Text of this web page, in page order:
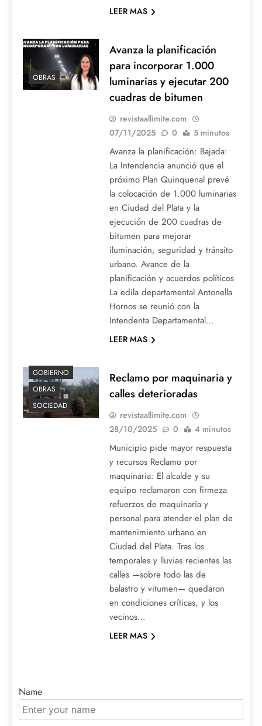
LEER MAS
OBRAS
Avanza la planificación
para incorporar 1.000
luminarias y ejecutar 200
cuadras de bitumen
revistaallimite.com
07/11/2025
0 5 minutos
Avanza la planificación: Bajada:
La Intendencia anunció que el
próximo Plan Quinquenal prevé
la colocación de 1.000 luminarias
en Ciudad del Plata y la
ejecución de 200 cuadras de
bitumen para mejorar
iluminación, seguridad y tránsito
urbano. Avance de la
planificación y acuerdos políticos
La edila departamental Antonella
Hornos se reunió con la
Intendenta Departamental…
LEER MAS
GOBIERNO
OBRAS
SOCIEDAD
Reclamo por maquinaria y
calles deterioradas
revistaallimite.com
28/10/2025
0 4 minutos
Municipio pide mayor respuesta
y recursos Reclamo por
maquinaria: El alcalde y su
equipo reclamaron con firmeza
refuerzos de maquinaria y
personal para atender el plan de
mantenimiento urbano en
Ciudad del Plata. Tras los
temporales y lluvias recientes las
calles —sobre todo las de
balastro y vitumen— quedaron
en condiciones críticas, y los
vecinos…
LEER MAS
Name